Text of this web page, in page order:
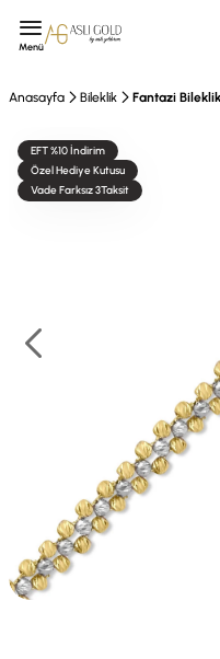
Menü
Anasayfa Bileklik Fantazi Bileklik
EFT %10 İndirim
Özel Hediye Kutusu
Vade Farksız 3Taksit